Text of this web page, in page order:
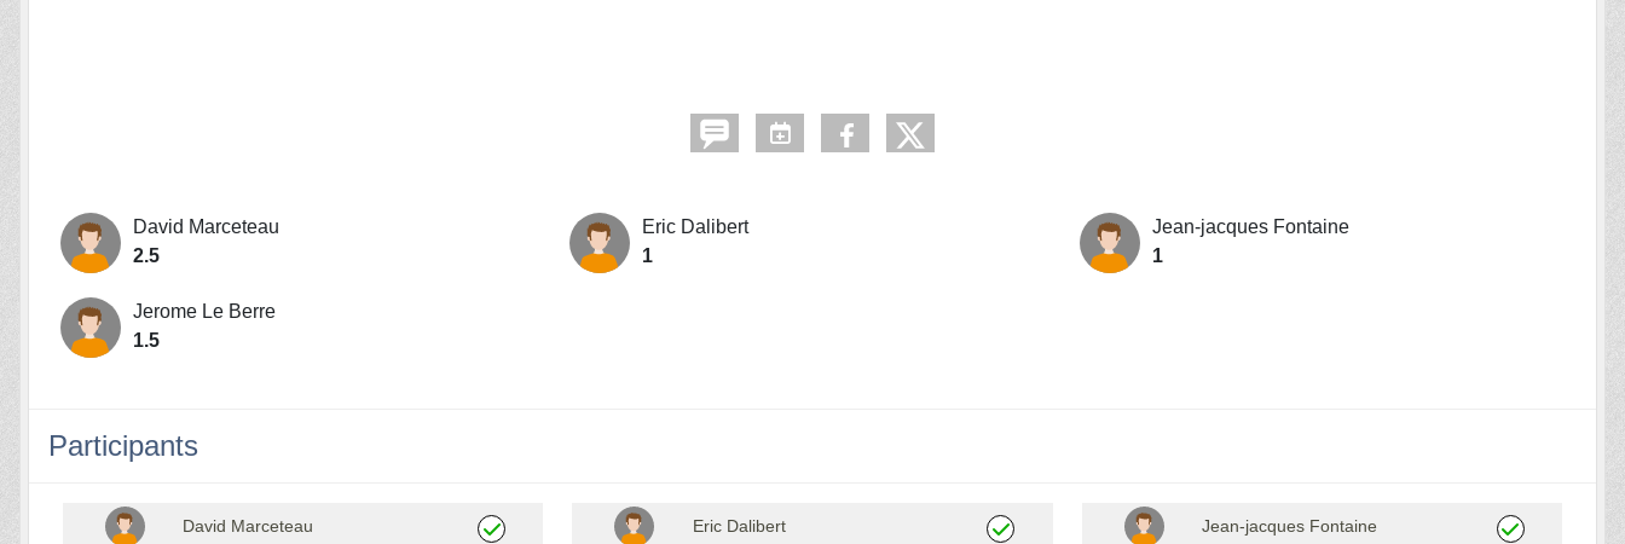
David Marceteau
2.5
Eric Dalibert
1
Jean-jacques Fontaine
1
Jerome Le Berre
1.5
Participants
David Marceteau Eric Dalibert Jean-jacques Fontaine